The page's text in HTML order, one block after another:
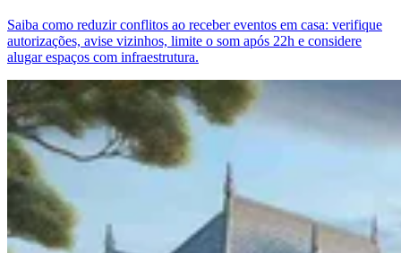
Saiba como reduzir conflitos ao receber eventos em casa: verifique
autorizações, avise vizinhos, limite o som após 22h e considere
alugar espaços com infraestrutura.